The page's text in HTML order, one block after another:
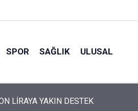
SPOR SAĞLIK ULUSAL
KADROSU AÇIKLANDI